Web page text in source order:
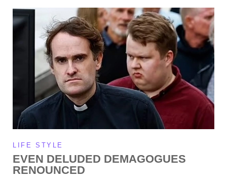
LIFE STYLE
EVEN DELUDED DEMAGOGUES
RENOUNCED